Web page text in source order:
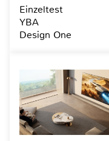
Einzeltest
YBA
Design One